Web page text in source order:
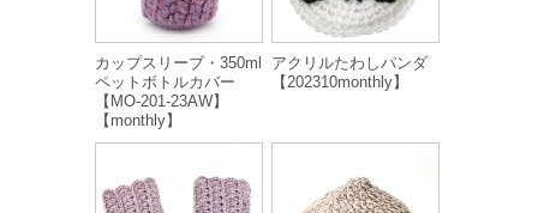
カップスリーブ・350ml
ペットボトルカバー
【MO-201-23AW】
【monthly】
アクリルたわしパンダ
【202310monthly】